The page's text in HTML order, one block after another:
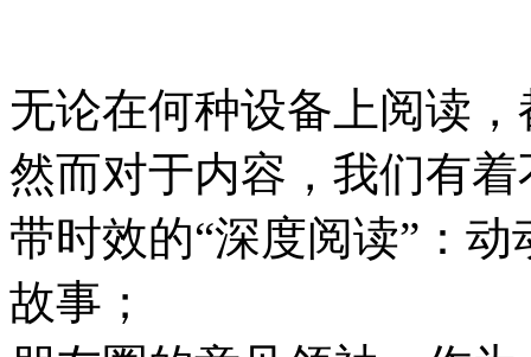
无论在何种设备上阅读
然而对于内容，我们有
带时效的“深度阅读”： 动
故事；